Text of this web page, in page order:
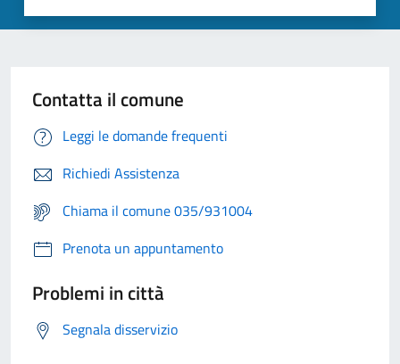
Contatta il comune
Leggi le domande frequenti
Richiedi Assistenza
Chiama il comune 035/931004
Prenota un appuntamento
Problemi in città
Segnala disservizio